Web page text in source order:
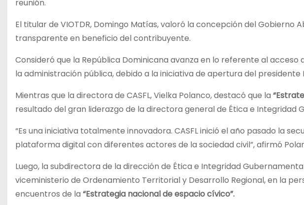
reunión.
El titular de VIOTDR, Domingo Matías, valoró la concepción del Gobierno
transparente en beneficio del contribuyente.
Consideró que la República Dominicana avanza en lo referente al
la administración pública, debido a la iniciativa de apertura del presidente
Mientras que la directora de CASFL, Vielka Polanco, destacó que la
resultado del gran liderazgo de la directora general de Ética e Integridad
“Es una iniciativa totalmente innovadora. CASFL inició el año pasado la
plataforma digital con diferentes actores de la sociedad civil”, afirmó
Luego, la subdirectora de la dirección de Ética e Integridad
viceministerio de Ordenamiento Territorial y Desarrollo Regional, en la
encuentros de la “Estrategia nacional de espacio cívico”.